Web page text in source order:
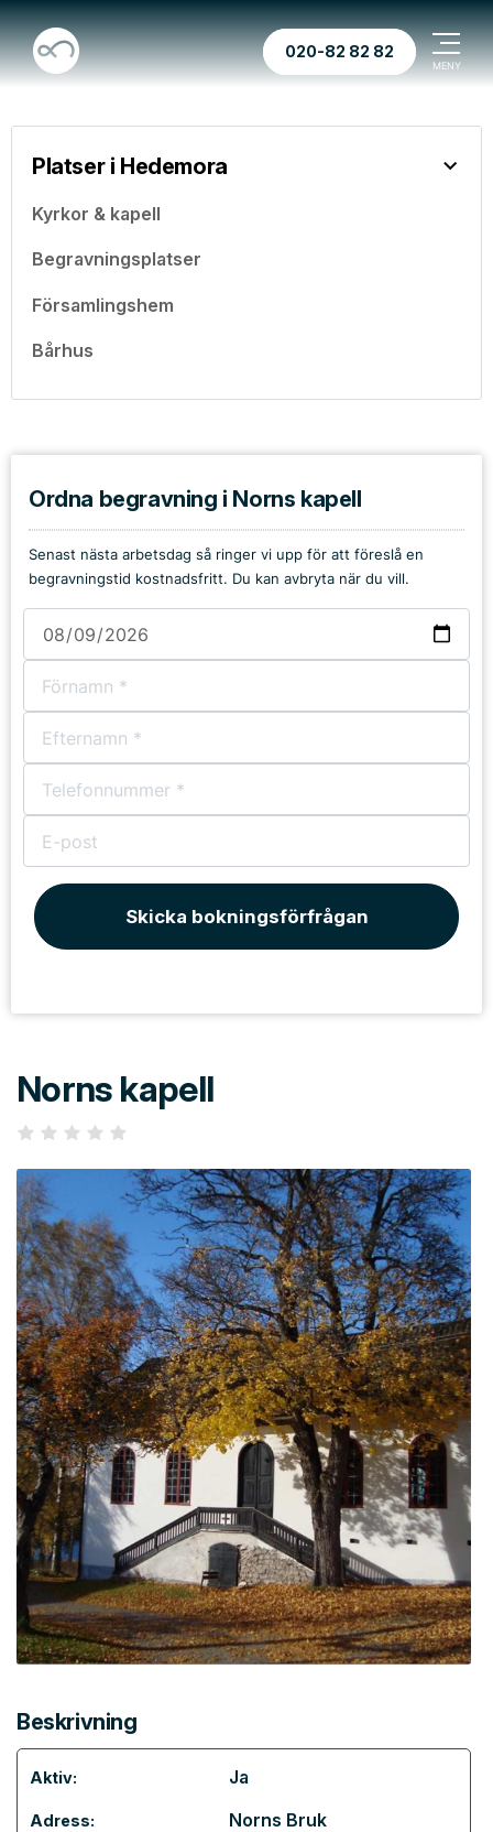
020-82 82 82
Platser i Hedemora
Kyrkor & kapell
Begravningsplatser
Församlingshem
Bårhus
Ordna begravning i Norns kapell
Senast nästa arbetsdag så ringer vi upp för att föreslå en
begravningstid kostnadsfritt. Du kan avbryta när du vill.
Skicka bokningsförfrågan
Norns kapell
Beskrivning
Aktiv: Ja
Adress: Norns Bruk